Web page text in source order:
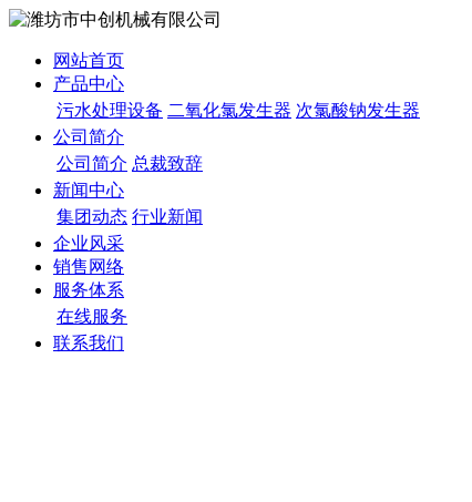
网站首页
产品中心
污水处理设备 二氧化氯发生器 次氯酸钠发生器
公司简介
公司简介 总裁致辞
新闻中心
集团动态 行业新闻
企业风采
销售网络
服务体系
在线服务
联系我们